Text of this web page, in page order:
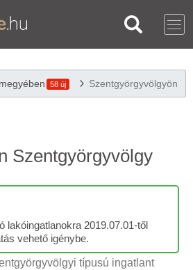
58 új Szentgyörgyvölgyön
Szentgyörgyvölgy
lakóingatlanokra 2019.07.01-től
vehető igénybe.
típusú ingatlant